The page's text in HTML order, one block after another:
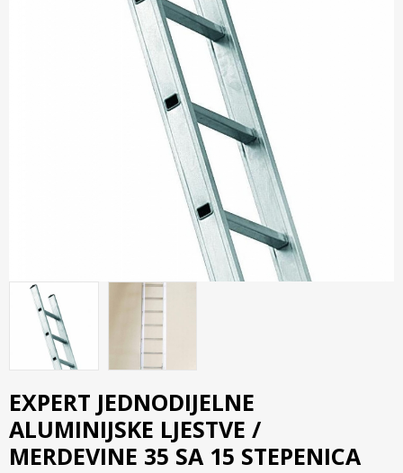
EXPERT JEDNODIJELNE
ALUMINIJSKE LJESTVE /
MERDEVINE 35 SA 15 STEPENICA